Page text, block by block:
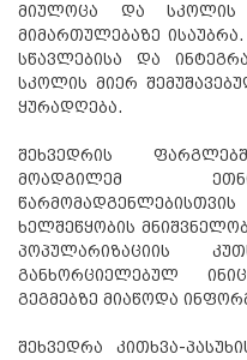
მიულოცა და სკოლის
მიმართულებაზე
სწავლებისა და
სკოლის მიერ
ყურადღება.
შეხვედრის
მოადგილემ
ხელშეწყობის
პოპულარიზაციის
განხორციელებულ
გეგმებზე მიაწოდა
შეხვედრა კითხვა-